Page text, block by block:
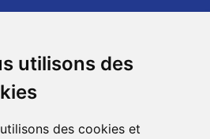
utilisons des
des cookies et